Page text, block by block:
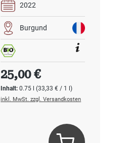
2022
Burgund
Inhalt:0.75 l(33,33 € / 1 l)
Regulärer Preis:
25,00 €
inkl. MwSt. zzgl. Versandkosten